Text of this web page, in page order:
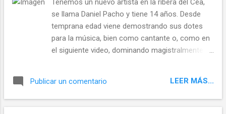
(Tosca y Un Ballo in maschera), Londres (Luisa
Miller), Vienna (Il Trovatore), Buenos Aires
(Cavalleria Rusticana), Santiago del Chile
(Ernani), Bilbao (Turandot et Zigor), Gstaad,
Rotterdam, Liège (Rigoletto, Tosca, Andrea
se llama Daniel Pacho y tiene 14 años. Desde
temprana edad viene demostrando sus dotes
para la música, bien como cantante o, como en
el siguiente video, dominando magistralmente el
ofrecido recientemente por esta jóven promesa
en la iglesia de su localidad, Mozos de Cea.
Publicar un comentario LEER MÁS...